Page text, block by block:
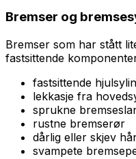
Bremser og
Bremser som har stått
fastsittende
fastsittende
lekkasje fra
sprukne
rustne bremserør
dårlig eller skjev
svampete